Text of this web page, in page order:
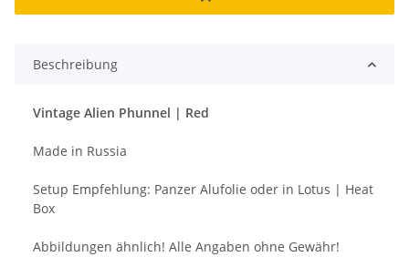
Beschreibung
Vintage Alien Phunnel | Red
Made in Russia
Setup Empfehlung: Panzer Alufolie oder in Lotus | Heat
Box
Abbildungen ähnlich! Alle Angaben ohne Gewähr!